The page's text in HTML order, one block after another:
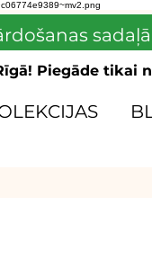
Piegāde tikai